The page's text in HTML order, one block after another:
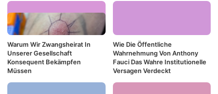
Warum Wir Zwangsheirat In
Unserer Gesellschaft
Konsequent Bekämpfen
Müssen
Wie Die Öffentliche
Wahrnehmung Von Anthony
Fauci Das Wahre Institutionelle
Versagen Verdeckt